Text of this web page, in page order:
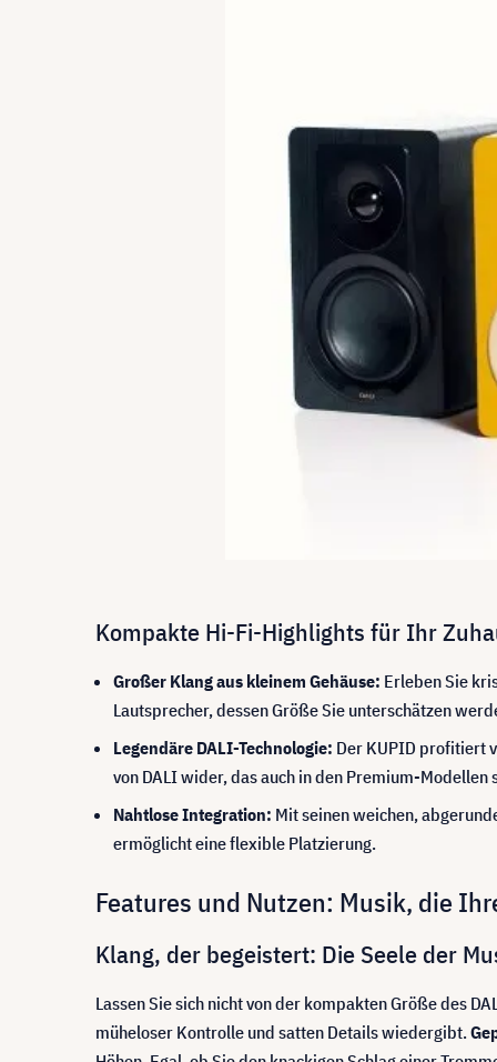
Kompakte Hi-Fi-Highlights für Ihr
Großer Klang aus kleinem Gehäuse: Erleben Sie
Lautsprecher, dessen Größe Sie unterschätzen
Legendäre DALI-Technologie: Der KUPID profitiert
von DALI wider, das auch in den Premium-Modellen
Nahtlose Integration: Mit seinen weichen,
ermöglicht eine flexible Platzierung.
Features und Nutzen: Musik, die
Klang, der begeistert: Die Seele der
Lassen Sie sich nicht von der kompakten Größe des
müheloser Kontrolle und satten Details wiedergibt.